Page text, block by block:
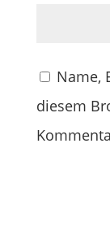
Name,
diesem